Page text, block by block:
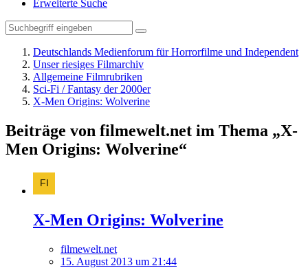
Erweiterte Suche
Deutschlands Medienforum für Horrorfilme und Independent
Unser riesiges Filmarchiv
Allgemeine Filmrubriken
Sci-Fi / Fantasy der 2000er
X-Men Origins: Wolverine
Beiträge von filmewelt.net im Thema „X-
Men Origins: Wolverine“
X-Men Origins: Wolverine
filmewelt.net
15. August 2013 um 21:44